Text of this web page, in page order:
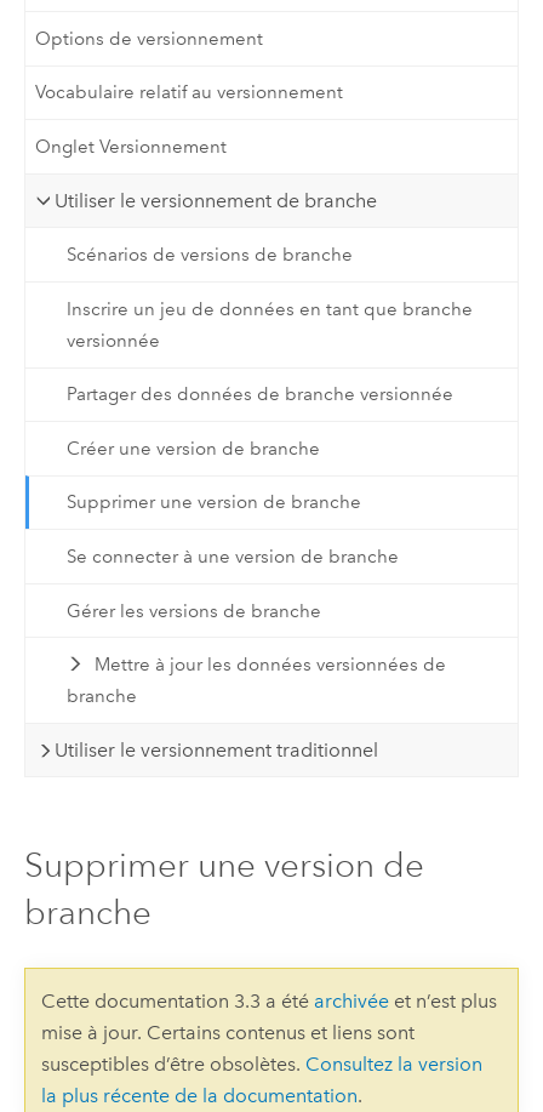
Options de versionnement
Vocabulaire relatif au versionnement
Onglet Versionnement
Utiliser le versionnement de branche
Scénarios de versions de branche
Inscrire un jeu de données en tant que branche
versionnée
Partager des données de branche versionnée
Créer une version de branche
Supprimer une version de branche
Se connecter à une version de branche
Gérer les versions de branche
Mettre à jour les données versionnées de
branche
Utiliser le versionnement traditionnel
Supprimer une version de
branche
Cette documentation 3.3 a été archivéeet n’est plus
mise à jour. Certains contenus et liens sont
susceptibles d’être obsolètes. Consultez la version
la plus récente de la documentation.